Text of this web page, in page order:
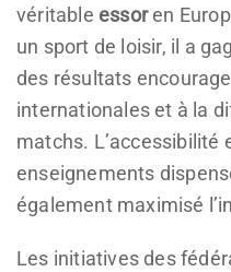
véritable essoren
un sport de loisir, il a
des résultats
internationales et à la
matchs. L’accessibilité
enseignements
également maximisé
Les initiatives des